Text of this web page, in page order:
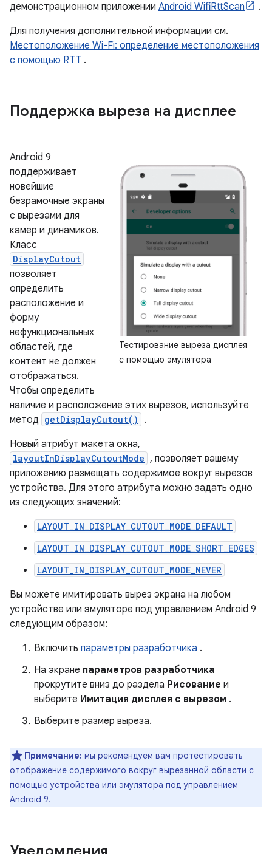
демонстрационном приложении Android WifiRttScan
.
Для получения дополнительной информации см.
Местоположение Wi-Fi: определение местоположения
с помощью RTT .
Поддержка выреза на дисплее
Тестирование выреза дисплея
с помощью эмулятора
Android 9
поддерживает
новейшие
безрамочные экраны
с вырезами для
камер и динамиков.
Класс
DisplayCutout
позволяет
определить
расположение и
форму
нефункциональных
областей, где
контент не должен
отображаться.
Чтобы определить
наличие и расположение этих вырезов, используйте
метод getDisplayCutout()
.
Новый атрибут макета окна,
layoutInDisplayCutoutMode , позволяет вашему
приложению размещать содержимое вокруг вырезов
устройства. Для этого атрибута можно задать одно
из следующих значений:
LAYOUT_IN_DISPLAY_CUTOUT_MODE_DEFAULT
LAYOUT_IN_DISPLAY_CUTOUT_MODE_SHORT_EDGES
LAYOUT_IN_DISPLAY_CUTOUT_MODE_NEVER
Вы можете имитировать вырез экрана на любом
устройстве или эмуляторе под управлением Android 9
следующим образом:
Включить параметры разработчика .
На экране параметров разработчика
прокрутите вниз до раздела Рисование и
выберите Имитация дисплея с вырезом .
Выберите размер выреза.
Примечание: мы рекомендуем вам протестировать
отображение содержимого вокруг вырезанной области с
помощью устройства или эмулятора под управлением
Android 9.